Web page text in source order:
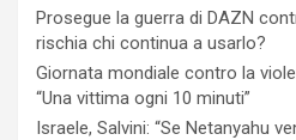
Prosegue la guerra di DAZN
rischia chi continua a usarlo?
Giornata mondiale contro la
“Una vittima ogni 10 minuti”
Israele, Salvini: “Se Netanyahu